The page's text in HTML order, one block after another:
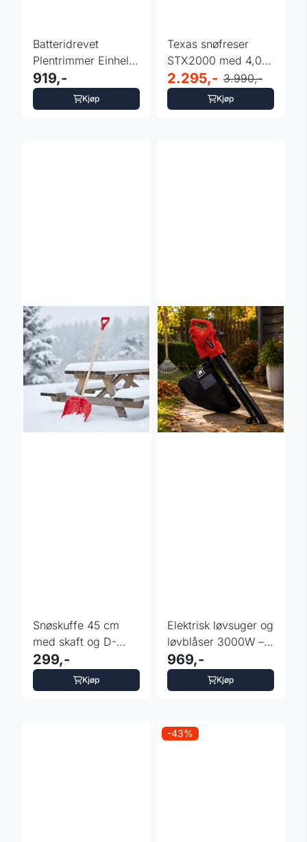
Batteridrevet
Plentrimmer Einhell
GC-CT 18/2411 Li P-
Solo
919,-
Kjøp
Texas snøfreser
STX2000 med 4,0
Ah batteri og lader
2.295,- 3.990,-
Kjøp
Snøskuffe 45 cm
med skaft og D-
håndtak - farger
299,-
Kjøp
Elektrisk løvsuger og
løvblåser 3000W –
Einhell
969,-
Kjøp
-43%